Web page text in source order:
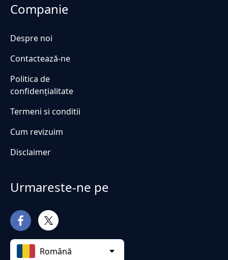
Companie
Despre noi
Contactează-ne
Politica de
confidențialitate
Termeni si conditii
Cum revizuim
Disclaimer
Urmareste-ne pe
Română